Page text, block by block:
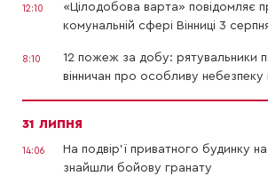
12:10
«Цілодобова варта» повідомляє
комунальній сфері Вінниці 3
8:10
12 пожеж за добу: рятувальники
вінничан про особливу небезпеку
31 ЛИПНЯ
14:06
На подвір’ї приватного будинку на
знайшли бойову гранату